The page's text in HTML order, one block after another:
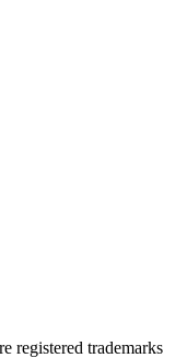
registered trademarks